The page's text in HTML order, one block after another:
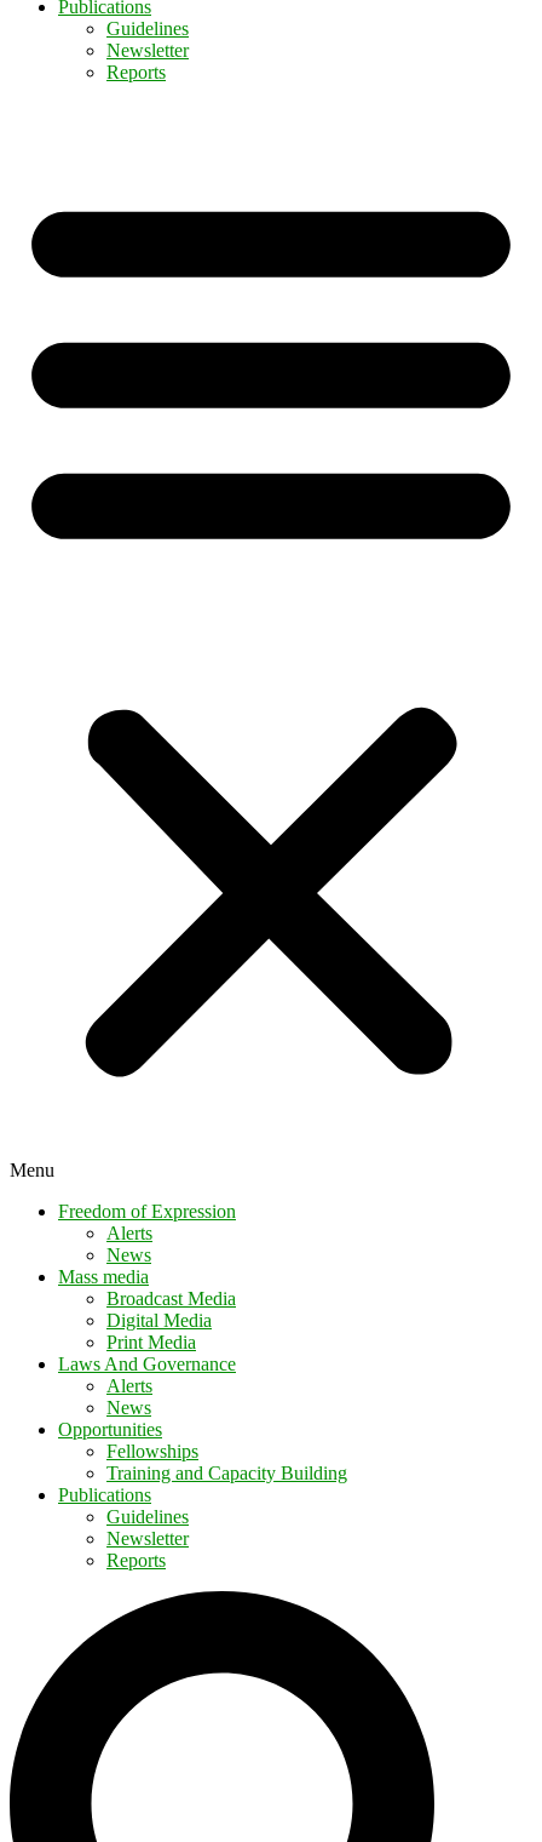
Publications
Guidelines
Newsletter
Reports
Menu
Freedom of Expression
Alerts
News
Mass media
Broadcast Media
Digital Media
Print Media
Laws And Governance
Alerts
News
Opportunities
Fellowships
Training and Capacity Building
Publications
Guidelines
Newsletter
Reports